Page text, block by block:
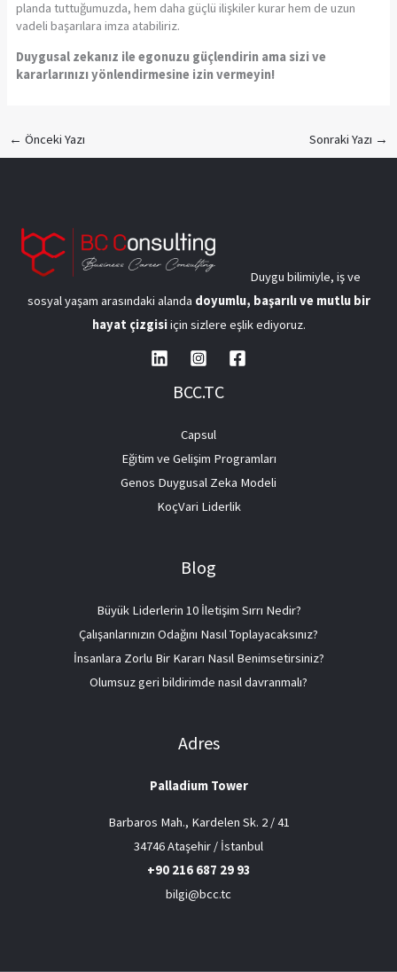
planda tuttuğumuzda, hem daha güçlü ilişkiler kurar hem de uzun
vadeli başarılara imza atabiliriz.
Duygusal zekanız ile egonuzu güçlendirin ama sizi ve
kararlarınızı yönlendirmesine izin vermeyin!
← Önceki Yazı Sonraki Yazı →
Duygu bilimiyle, iş ve
sosyal yaşam arasındaki alanda doyumlu, başarılı ve mutlu bir
hayat çizgisiiçin sizlere eşlik ediyoruz.
BCC.TC
Capsul
Eğitim ve Gelişim Programları
Genos Duygusal Zeka Modeli
KoçVari Liderlik
Blog
Büyük Liderlerin 10 İletişim Sırrı Nedir?
Çalışanlarınızın Odağını Nasıl Toplayacaksınız?
İnsanlara Zorlu Bir Kararı Nasıl Benimsetirsiniz?
Olumsuz geri bildirimde nasıl davranmalı?
Adres
Palladium Tower
Barbaros Mah., Kardelen Sk. 2 / 41
34746 Ataşehir / İstanbul
+90 216 687 29 93
bilgi@bcc.tc